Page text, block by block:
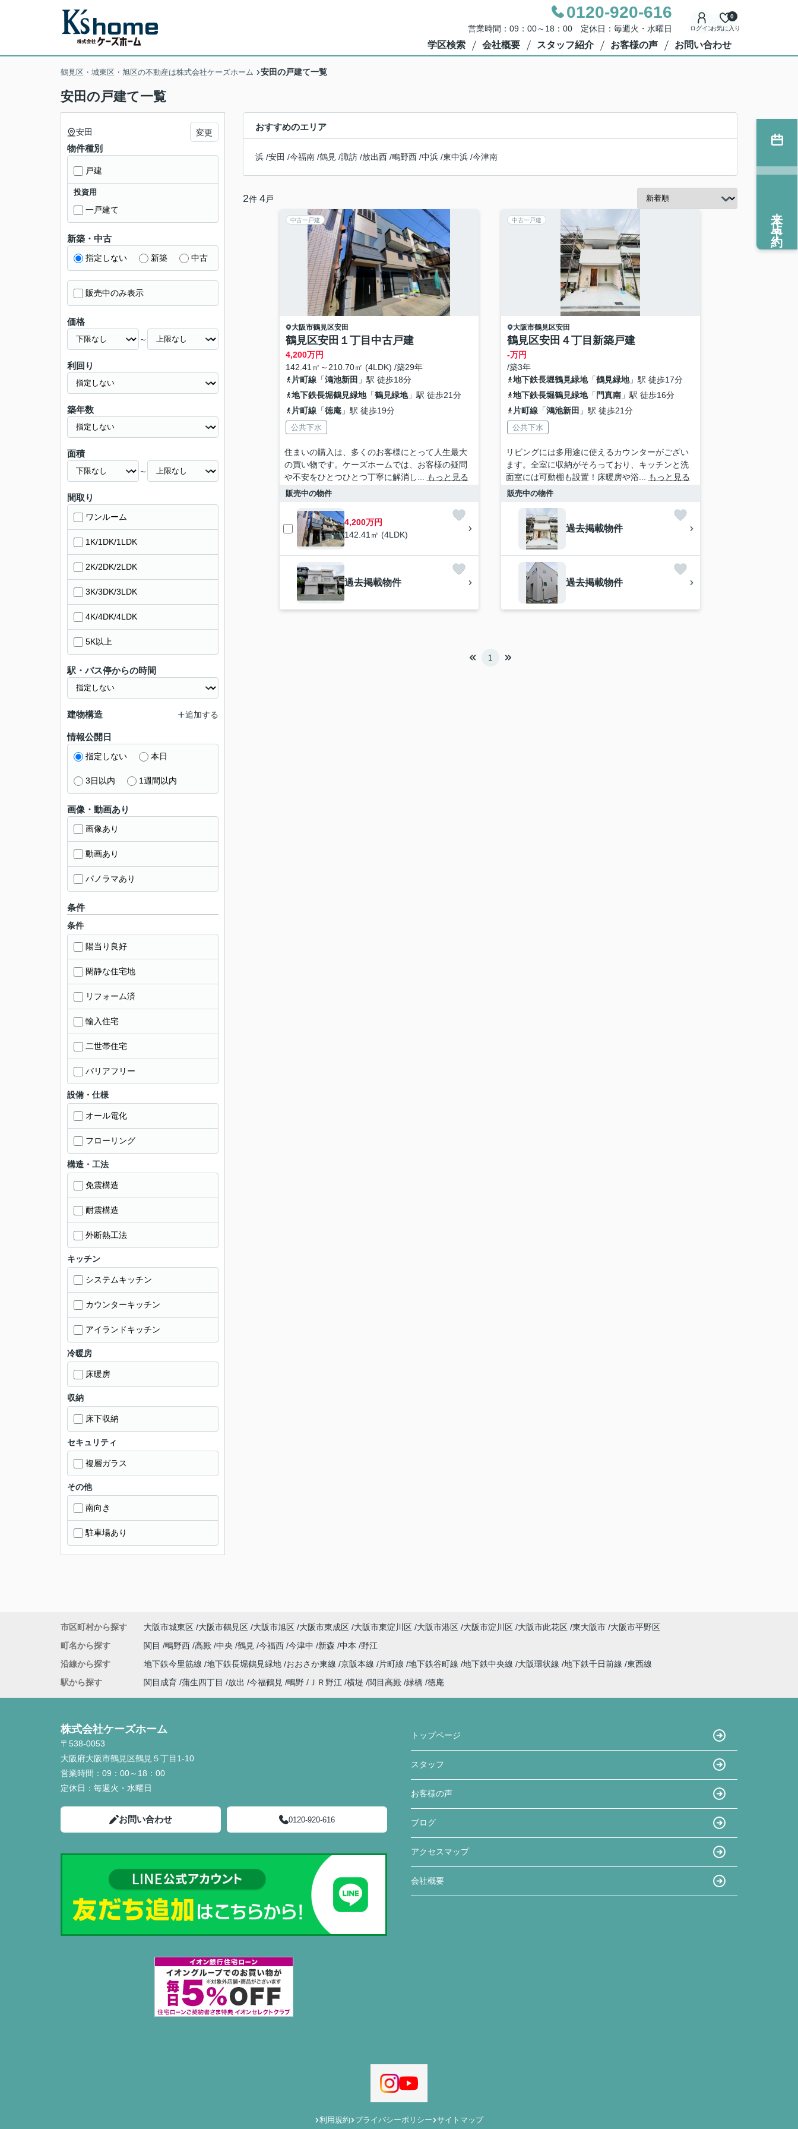
0120-920-616
営業時間：09：00～18：00 定休日：毎週火・水曜日 ログインお気に入り
0
学区検索 会社概要 スタッフ紹介 お客様の声 お問い合わせ
鶴見区・城東区・旭区の不動産は株式会社ケーズホーム 安田の戸建て一覧
安田の戸建て一覧
おすすめのエリア
浜 /安田 /今福南 /鶴見 /諏訪 /放出西 /鴫野西 /中浜 /東中浜 /今津南
2件 4戸
中古一戸建
大阪市鶴見区安田
鶴見区安田１丁目中古戸建
4,200万円
142.41㎡～210.70㎡ (4LDK) /築29年
片町線「鴻池新田 」駅 徒歩18分
地下鉄長堀鶴見緑地「鶴見緑地」駅 徒歩21分
片町線「徳庵」駅 徒歩19分
公共下水
住まいの購入は、多くのお客様にとって人生最大
の買い物です。ケーズホームでは、お客様の疑問
や不安をひとつひとつ丁寧に解消し...
もっと見る
販売中の物件
4,200万円
142.41㎡ (4LDK)
過去掲載物件
中古一戸建
大阪市鶴見区安田
鶴見区安田４丁目新築戸建
-万円
/築3年
地下鉄長堀鶴見緑地「鶴見緑地」駅 徒歩17分
地下鉄長堀鶴見緑地「 門真南」駅 徒歩16分
片町線「鴻池新田 」駅 徒歩21分
公共下水
リビングには多用途に使えるカウンターがござい
ます。全室に収納がそろっており、キッチンと洗
面室には可動棚も設置！床暖房や浴...
もっと見る
販売中の物件
過去掲載物件
過去掲載物件
1
安田 変更
物件種別
戸建
投資用
一戸建て
新築・中古
指定しない 新築 中古
販売中のみ表示
価格
～
利回り
築年数
面積
～
間取り
ワンルーム
1K/1DK/1LDK
2K/2DK/2LDK
3K/3DK/3LDK
4K/4DK/4LDK
5K以上
駅・バス停からの時間
建物構造 追加する
情報公開日
指定しない 本日
3日以内 1週間以内
画像・動画あり
画像あり
動画あり
パノラマあり
条件
条件
陽当り良好
閑静な住宅地
リフォーム済
輸入住宅
二世帯住宅
バリアフリー
設備・仕様
オール電化
フローリング
構造・工法
免震構造
耐震構造
外断熱工法
キッチン
システムキッチン
カウンターキッチン
アイランドキッチン
冷暖房
床暖房
収納
床下収納
セキュリティ
複層ガラス
その他
南向き
駐車場あり
来店予約
市区町村から探す 大阪市城東区 大阪市鶴見区 大阪市旭区 大阪市東成区 大阪市東淀川区 大阪市港区 大阪市淀川区 大阪市此花区 東大阪市 大阪市平野区
町名から探す
関目 鴫野西 高殿 中央 鶴見 今福西 今津中 新森 中本
野江
沿線から探す
地下鉄今里筋線 地下鉄長堀鶴見緑地 おおさか東線 京阪本線 片町線 地下鉄谷町線 地下鉄中央線 大阪環状線 地下鉄千日前線 東西線
駅から探す
関目成育 蒲生四丁目 放出 今福鶴見 鴫野 ＪＲ野江 横堤 関目高殿 緑橋 徳庵
株式会社ケーズホーム
〒538-0053
大阪府大阪市鶴見区鶴見５丁目1-10
営業時間： 09：00～18：00
定休日： 毎週火・水曜日
お問い合わせ 0120-920-616
トップページ
スタッフ
お客様の声
ブログ
アクセスマップ
会社概要
利用規約 プライバシーポリシー サイトマップ